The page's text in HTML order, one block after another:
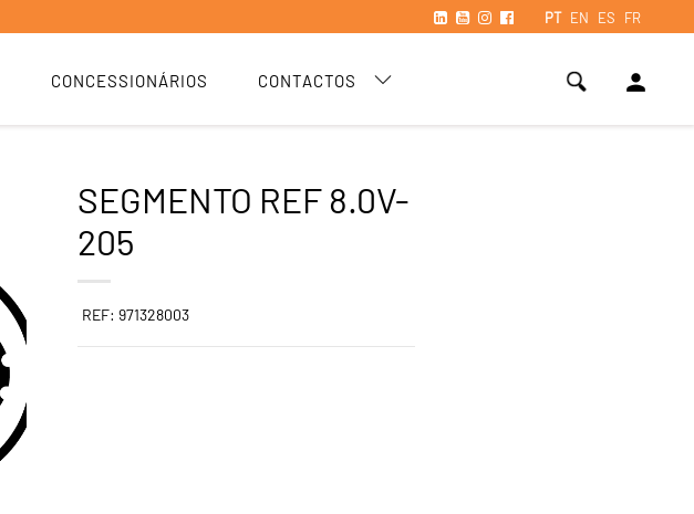
PT EN ES FR
CONCESSIONÁRIOS CONTACTOS person
SEGMENTO REF 8.0V-
205
REF: 971328003